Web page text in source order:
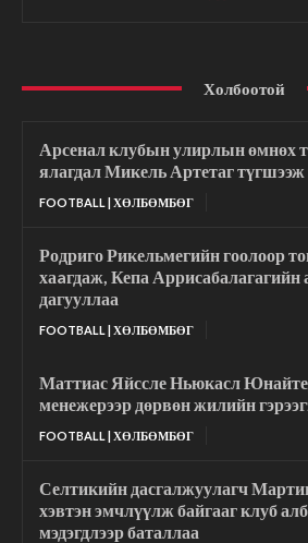
Холбоотой
Арсенал клубын улирлын өмнөх
ялагдал Микель Артетаг түгшээж
FOOTBALL | ХӨЛБӨМБӨГ
Родриго Рикельмегийн гоолоор
хаaгдаж, Кепа
дагууллаа
FOOTBALL | ХӨЛБӨМБӨГ
Маттиас Яйссле Ньюкасл
менежерээр дөрвөн жилийн
FOOTBALL | ХӨЛБӨМБӨГ
Селтикийн дасгалжуулагч
хэвтэн эмчлүүлж байгааг клуб
мэдэгдлээр баталлаа